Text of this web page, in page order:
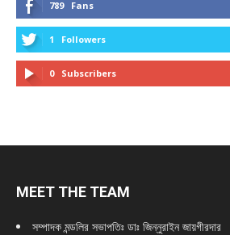
789 Fans
1 Followers
0 Subscribers
MEET THE TEAM
সম্পাদক মন্ডলির সভাপতিঃ ডাঃ জিন্নুরাইন জায়গীরদার